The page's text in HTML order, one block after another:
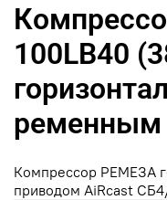
100LB40
ременным
Компрессор РЕМЕЗА
приводом AiRcast